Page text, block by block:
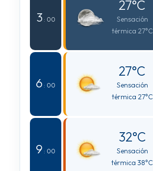
3 : 00
27°C
Sensación
térmica 27°C
6 : 00
27°C
Sensación
térmica 27°C
9 : 00
32°C
Sensación
térmica 38°C